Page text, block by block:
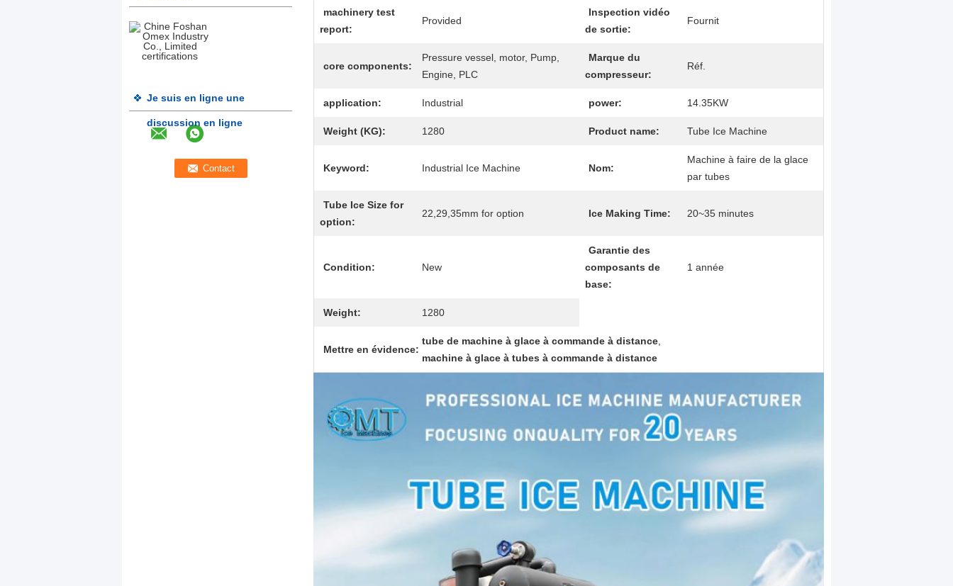
Je suis en ligne une
discussion en ligne
machinery test
report:
Provided
Inspection vidéo
de sortie:
Fournit
core components:
Pressure vessel, motor, Pump,
Engine, PLC
Marque du
compresseur:
Réf.
application: Industrial power: 14.35KW
Weight (KG): 1280 Product name: Tube Ice Machine
Keyword: Industrial Ice Machine Nom:
Machine à faire de la glace
par tubes
Tube Ice Size for
option:
22,29,35mm for option Ice Making Time: 20~35 minutes
Condition: New
Garantie des
composants de
base:
1 année
Weight: 1280
Mettre en évidence:
tube de machine à glace à commande à distance
machine à glace à tubes à commande à distance